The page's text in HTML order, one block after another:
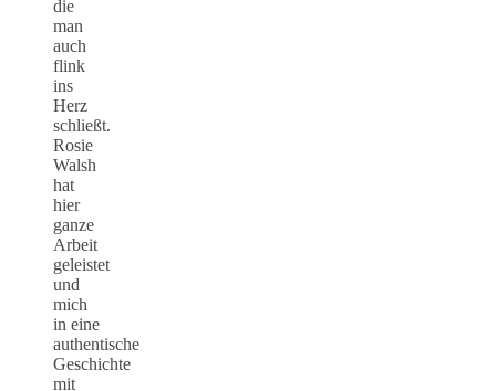
die
man
auch
flink
ins
Herz
schließt.
Rosie
Walsh
hat
hier
ganze
Arbeit
geleistet
und
mich
in eine
authentische
Geschichte
mit